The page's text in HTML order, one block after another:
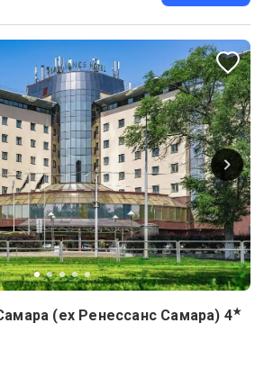
(ex Ренессанс Самара) 4★